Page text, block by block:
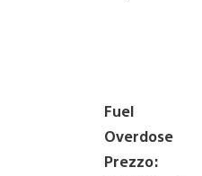
Fuel
Overdose
Prezzo: